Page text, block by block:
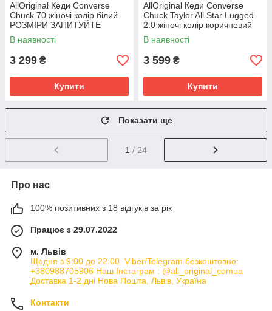
AllOriginal Кеди Converse
Chuck 70 жіночі колір білий
РОЗМІРИ ЗАПИТУЙТЕ
В наявності
3 299 ₴
Купити
AllOriginal Кеди Converse
Chuck Taylor All Star Lugged
2.0 жіночі колір коричневий
A04633C розмір: 36, 37,
В наявності
3 599 ₴
Купити
Показати ще
1 / 24
Про нас
100% позитивних з 18 відгуків за рік
Працює з 29.07.2022
м. Львів
Щодня з 9:00 до 22:00. Viber/Telegram безкоштовно:
+380988705906 Наш Інстаграм : @all_original_comua
Доставка 1-2 дні Нова Пошта, Львів, Україна
Контакти